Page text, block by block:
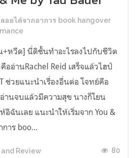
อยได้จากอาการ book hangover
+หวีด] นี่ดิชั้นทำอะไรลงไปกับชีวิต
ออ่านRachel Reid เสร็จแล้วไฮป์
ช่วยแนะนำเรื่องอื่นต่อ โจทย์คือ
อ่านจบแล้วมีความสุข นางก็โยน
อิฉันเลย แนะนำให้เริ่มจาก You &
าร boo...
Review 80